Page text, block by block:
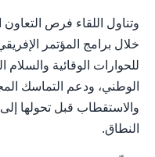
وتناول اللقاء فرص التعاون
للحوارات الوقائية والسلام
الوطني، ودعم التماسك
والاستقطاب قبل تحولها
النطاق.